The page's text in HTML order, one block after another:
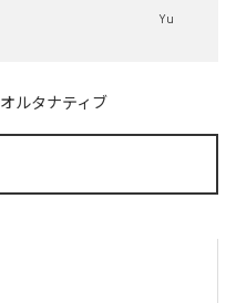
Yu
オルタナティブ